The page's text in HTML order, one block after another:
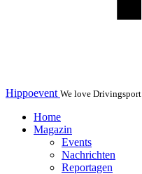
Hippoevent We love Drivingsport
Home
Magazin
Events
Nachrichten
Reportagen